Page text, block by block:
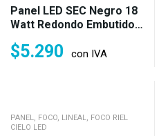
Panel LED SEC Negro 18
Watt Redondo Embutido
(150w)
$5.290 con IVA
PANEL, FOCO, LINEAL, FOCO RIEL
CIELO LED